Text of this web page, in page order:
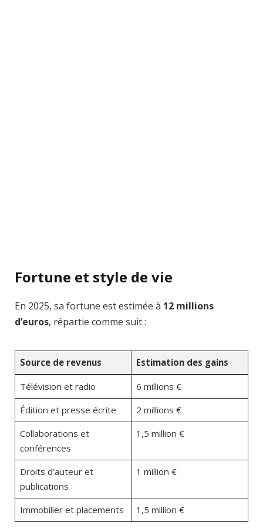
Fortune et style de vie
En 2025, sa fortune est estimée à 12 millions
d’euros, répartie comme suit :
Source de revenus Estimation des gains
Télévision et radio
6 millions €
Édition et presse écrite
2 millions €
Collaborations et
conférences
1,5 million €
Droits d’auteur et
publications
1 million €
Immobilier et placements 1,5 million €